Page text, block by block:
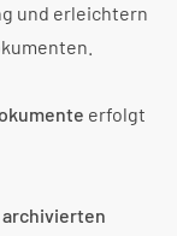
und erleichtern
erfolgt
archivierten